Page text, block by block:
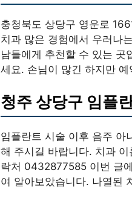
충청북도 상당구 영운로
치과 많은 경험에서 우러나
남들에게 추천할 수 있는 곳
세요. 손님이 많긴 하지만
청주 상당구 임플
임플란트 시술 이후 음주 아
해 주시길 바랍니다. 치과
락처 0432877585 이번 글
여 알아보았습니다. 나열된